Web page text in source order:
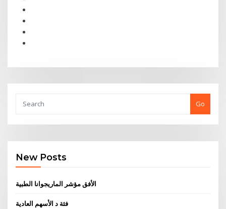
Go
New Posts
الأفق مؤشر الماريجوانا الطبية
فئة د الأسهم العادية